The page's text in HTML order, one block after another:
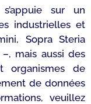
sur un
industrielles et
Sopra Steria
mais aussi des
organismes de
de données
veuillez